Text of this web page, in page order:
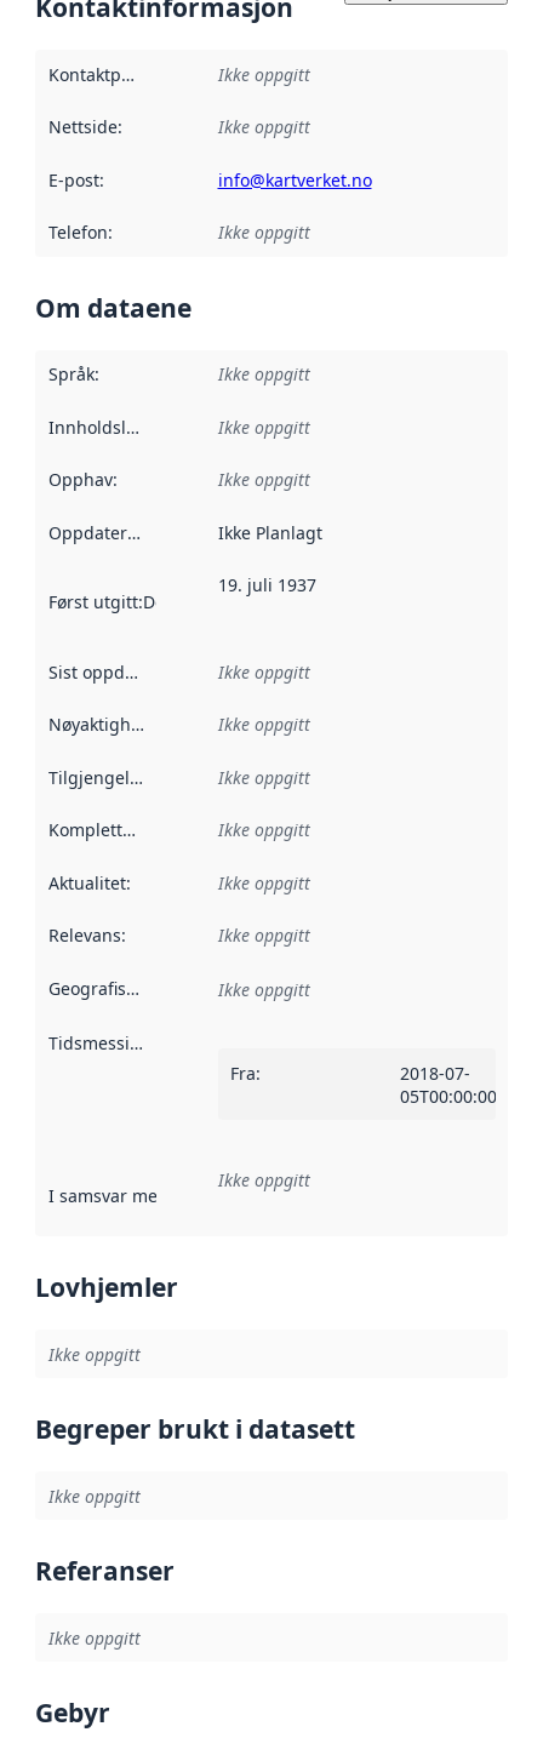
Kontaktinformasjon
Kontaktpunkt Ikke oppgitt
Nettside: Ikke oppgitt
E-post: info@kartverket.no
Telefon: Ikke oppgitt
Om dataene
Språk: Ikke oppgitt
Innholdsleverandører :
Ikke oppgitt
Opphav: Ikke oppgitt
Oppdateringsfrekvens :
Ikke Planlagt
Først utgitt:Denne datoen sier når dataene i dette
19. juli 1937
Sist oppdatert Ikke oppgitt
Nøyaktighet Ikke oppgitt
Tilgjengelighet Ikke oppgitt
Kompletthet Ikke oppgitt
Aktualitet: Ikke oppgitt
Relevans: Ikke oppgitt
Geografisk avgrensning :
Ikke oppgitt
Tidsmessig avgrensning
Fra:
2018-07-
05T00:00:00Z
I samsvar med Referanse til en implementasjonsregel
Ikke oppgitt
Lovhjemler
Ikke oppgitt
Begreper brukt i datasett
Ikke oppgitt
Referanser
Ikke oppgitt
Gebyr